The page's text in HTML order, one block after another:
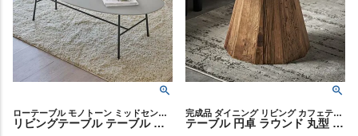
ローテーブル モノトーン ミッドセンチュリー コンパクト 幅130cm スチール 天板 ソファーテーブル ダイニング 机 デスク テレワーク 在宅勤務 一人暮らし ギフト プレゼント
リビングテーブル テーブル センターテーブル 約 W 130cm D 57cm H 40cm グレー 曲線デザイン デザイン シンプル モダン 家具 インテリア ナイトテーブル ソファテーブル コーヒーテーブル リビング リゾート 店舗 カフェ おしゃれ 北欧 西海岸風 [91600]
完成品 ダイニング リビング カフェテーブル ディスプレイ ソファーテーブル サイド ナイト ソファ ロー 海外インテリア スタイリッシュ インダストリアル コースタル ヴィンテージ
テーブル 円卓 ラウンド 丸型 S ラウンドテーブル 約 W 60cm D 60cm H 43cm ブラック 天然木 ウッド デザイン シンプル 家具 インテリア センターテーブル サイドテーブル コーヒーテーブル リゾート 店舗 カフェ おしゃれ 北欧 モダン ホテルライク サーフ 西海岸 [91606]